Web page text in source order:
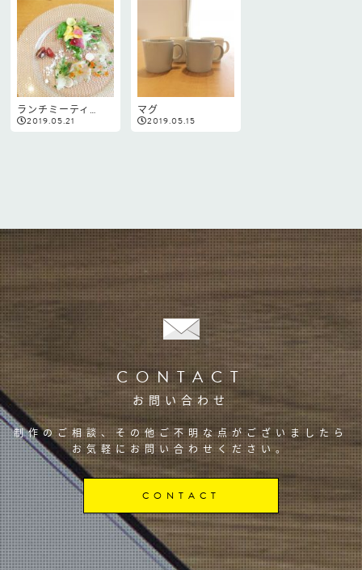
ランチミーティ…
2019.05.21
マグ
2019.05.15
CONTACT
お問い合わせ
制作のご相談、その他ご不明な点がございましたら
お気軽にお問い合わせください。
CONTACT